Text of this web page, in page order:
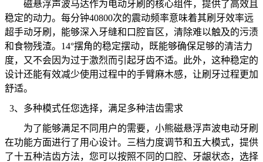
磁悬浮声波马达作为电动牙刷的核心组件，提供了高效且
稳定的动力。每分钟40800次的震动频率意味着其刷牙效率远
超手动牙刷，能够深入牙缝和口腔盲区，清除难以触及的污渍
和食物残渣。 14°摆角的稳定摆动，既能够确保足够的清洁力
度，又不会因为过于激烈而引起牙齿不适。此外，这种稳定的
设计还能有效减少使用过程中的手臂麻木感，让刷牙过程更加
舒适。
3、 多种模式任您选择，满足多种洁齿需求
为了能够满足不同用户的需要，小熊磁悬浮声波电动牙刷
在功能方面进行了用心设计。
三档力度调节和五大模式， 提供
了十五种洁齿方法， 您可以按照不同的口腔、牙龈状态， 选择